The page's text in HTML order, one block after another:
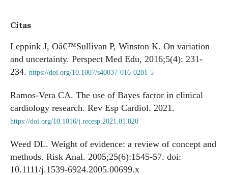
Citas
Leppink J, Oâ€™Sullivan P, Winston K. On variation
and uncertainty. Perspect Med Edu, 2016;5(4): 231-
234. https://doi.org/10.1007/s40037-016-0281-5
Ramos-Vera CA. The use of Bayes factor in clinical
cardiology research. Rev Esp Cardiol. 2021.
https://doi.org/10.1016/j.recesp.2021.01.020
Weed DL. Weight of evidence: a review of concept and
methods. Risk Anal. 2005;25(6):1545-57. doi:
10.1111/j.1539-6924.2005.00699.x